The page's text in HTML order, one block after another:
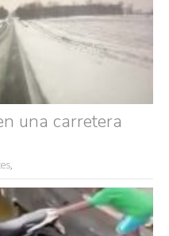
una carretera
,